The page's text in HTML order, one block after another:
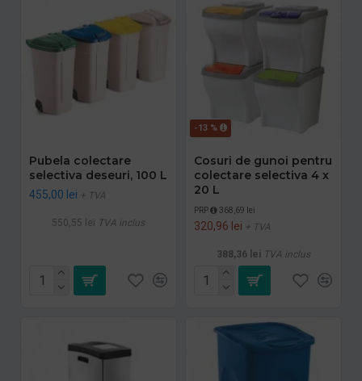
Pubela colectare
selectiva deseuri, 100 L
455,00 lei + TVA
550,55 lei TVA inclus
-13 %
Cosuri de gunoi pentru
colectare selectiva 4 x
20 L
PRP 368,69 lei
320,96 lei + TVA
388,36 lei TVA inclus